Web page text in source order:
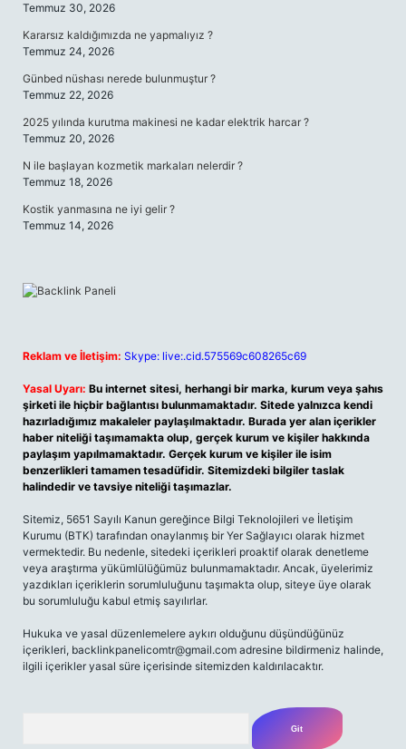
Temmuz 30, 2026
Kararsız kaldığımızda ne yapmalıyız ?
Temmuz 24, 2026
Günbed nüshası nerede bulunmuştur ?
Temmuz 22, 2026
2025 yılında kurutma makinesi ne kadar elektrik harcar ?
Temmuz 20, 2026
N ile başlayan kozmetik markaları nelerdir ?
Temmuz 18, 2026
Kostik yanmasına ne iyi gelir ?
Temmuz 14, 2026
Reklam ve İletişim: Skype: live:.cid.575569c608265c69
Yasal Uyarı: Bu internet sitesi, herhangi bir marka, kurum veya şahıs
şirketi ile hiçbir bağlantısı bulunmamaktadır. Sitede yalnızca kendi
hazırladığımız makaleler paylaşılmaktadır. Burada yer alan içerikler
haber niteliği taşımamakta olup, gerçek kurum ve kişiler hakkında
paylaşım yapılmamaktadır. Gerçek kurum ve kişiler ile isim
benzerlikleri tamamen tesadüfidir. Sitemizdeki bilgiler taslak
halindedir ve tavsiye niteliği taşımazlar.
Sitemiz, 5651 Sayılı Kanun gereğince Bilgi Teknolojileri ve İletişim
Kurumu (BTK) tarafından onaylanmış bir Yer Sağlayıcı olarak hizmet
vermektedir. Bu nedenle, sitedeki içerikleri proaktif olarak denetleme
veya araştırma yükümlülüğümüz bulunmamaktadır. Ancak, üyelerimiz
yazdıkları içeriklerin sorumluluğunu taşımakta olup, siteye üye olarak
bu sorumluluğu kabul etmiş sayılırlar.
Hukuka ve yasal düzenlemelere aykırı olduğunu düşündüğünüz
içerikleri, backlinkpanelicomtr@gmail.com adresine bildirmeniz halinde,
ilgili içerikler yasal süre içerisinde sitemizden kaldırılacaktır.